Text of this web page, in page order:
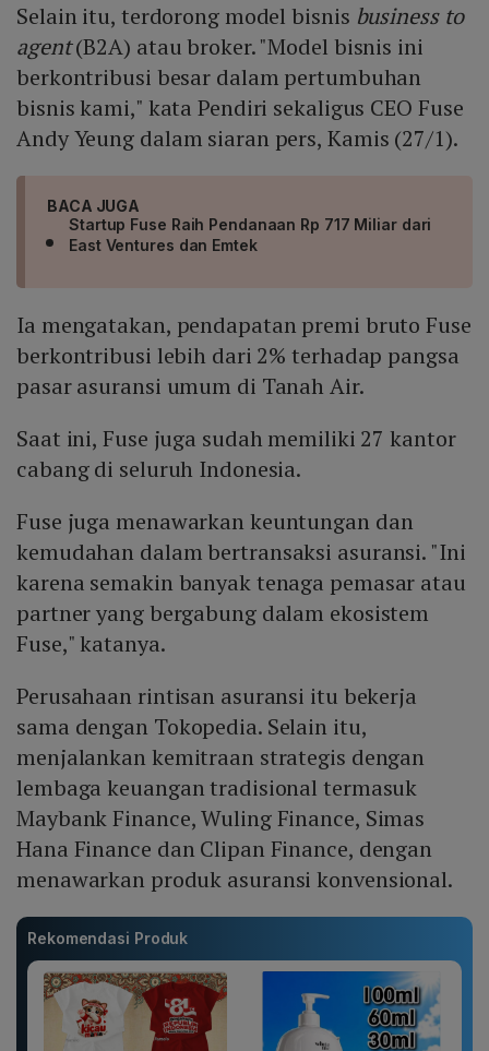
Selain itu, terdorong model bisnis business to
agent(B2A) atau broker. "Model bisnis ini
berkontribusi besar dalam pertumbuhan
bisnis kami," kata Pendiri sekaligus CEO Fuse
Andy Yeung dalam siaran pers, Kamis (27/1).
BACA JUGA
Startup Fuse Raih Pendanaan Rp 717 Miliar dari
East Ventures dan Emtek
Ia mengatakan, pendapatan premi bruto Fuse
berkontribusi lebih dari 2% terhadap pangsa
pasar asuransi umum di Tanah Air.
Saat ini, Fuse juga sudah memiliki 27 kantor
cabang di seluruh Indonesia.
Fuse juga menawarkan keuntungan dan
kemudahan dalam bertransaksi asuransi. "Ini
karena semakin banyak tenaga pemasar atau
partner yang bergabung dalam ekosistem
Fuse," katanya.
Perusahaan rintisan asuransi itu bekerja
sama dengan Tokopedia. Selain itu,
menjalankan kemitraan strategis dengan
lembaga keuangan tradisional termasuk
Maybank Finance, Wuling Finance, Simas
Hana Finance dan Clipan Finance, dengan
menawarkan produk asuransi konvensional.
Rekomendasi Produk